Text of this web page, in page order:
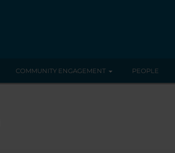
COMMUNITY ENGAGEMENT PEOPLE